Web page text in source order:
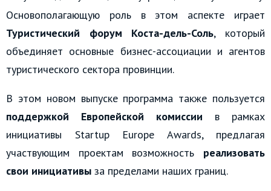
Основополагающую роль в этом аспекте играет
Туристический форум Коста-дель-Соль, который
объединяет основные бизнес-ассоциации и агентов
туристического сектора провинции.
В этом новом выпуске программа также пользуется
поддержкой Европейской комиссии в рамках
инициативы Startup Europe Awards, предлагая
участвующим проектам возможность реализовать
свои инициативы за пределами наших границ.